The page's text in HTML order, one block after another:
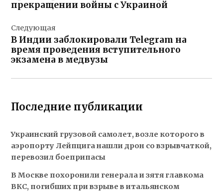
прекращении войны с Украиной
Следующая
В Индии заблокировали Telegram на
время проведения вступительного
экзамена в медвузы
Последние публикации
Украинский грузовой самолет, возле которого в
аэропорту Лейпцига нашли дрон со взрывчаткой,
перевозил боеприпасы
В Москве похоронили генерала и зятя главкома
ВКС, погибших при взрыве в итальянском